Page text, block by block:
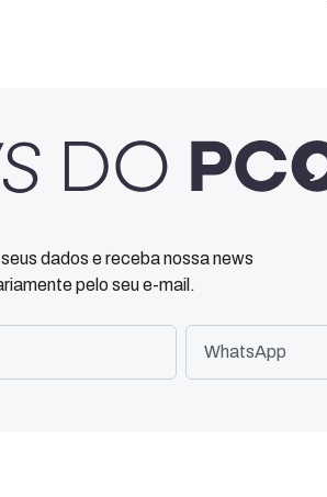
dados e receba nossa news
pelo seu e-mail.